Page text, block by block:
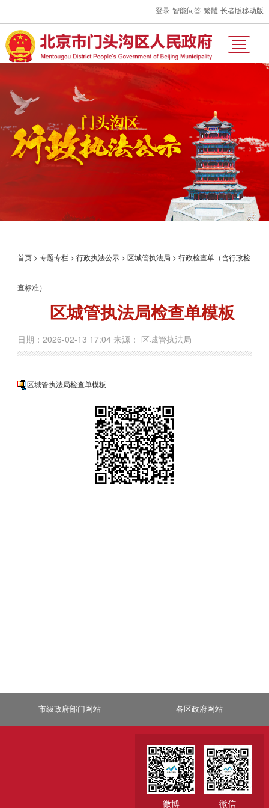
登录 智能问答 繁體 长者版移动版
首页 >专题专栏 >行政执法公示 >区城管执法局 >行政检查单（含行政检
查标准）
区城管执法局检查单模板
日期：2026-02-13 17:04 来源： 区城管执法局
区城管执法局检查单模板
市级政府部门网站 各区政府网站
微博 微信